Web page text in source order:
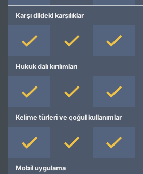
Karşı dildeki karşılıklar
Hukuk dalı kırılımları
Kelime türleri ve çoğul kullanımlar
Mobil uygulama